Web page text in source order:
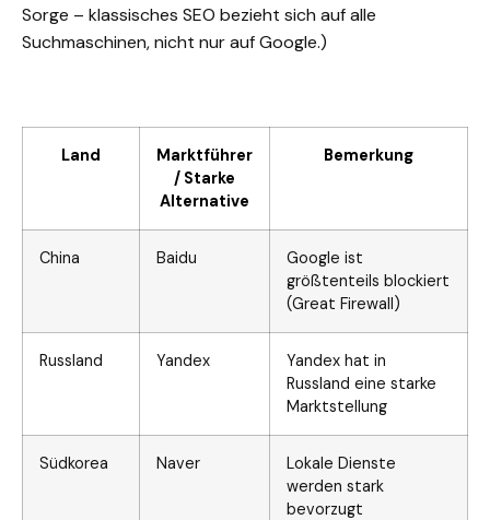
Sorge – klassisches SEO bezieht sich auf alle
Suchmaschinen, nicht nur auf Google.)
Land
Marktführer
/ Starke
Alternative
Bemerkung
China Baidu
Google ist
größtenteils blockiert
(Great Firewall)
Russland Yandex
Yandex hat in
Russland eine starke
Marktstellung
Südkorea Naver
Lokale Dienste
werden stark
bevorzugt